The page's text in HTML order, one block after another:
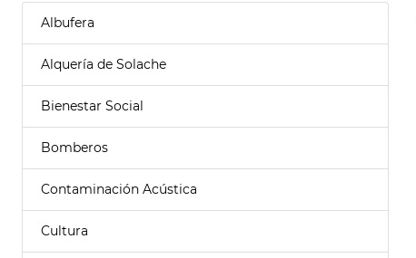
Albufera
Alquería de Solache
Bienestar Social
Bomberos
Contaminación Acústica
Cultura